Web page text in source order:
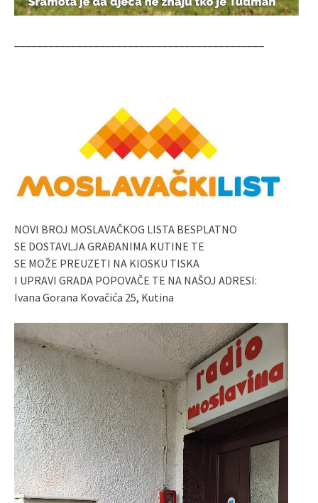
NOVI BROJ MOSLAVAČKOG LISTA BESPLATNO
SE DOSTAVLJA GRAĐANIMA KUTINE TE
SE MOŽE PREUZETI NA KIOSKU TISKA
I UPRAVI GRADA POPOVAČE TE NA NAŠOJ ADRESI:
Ivana Gorana Kovačića 25, Kutina